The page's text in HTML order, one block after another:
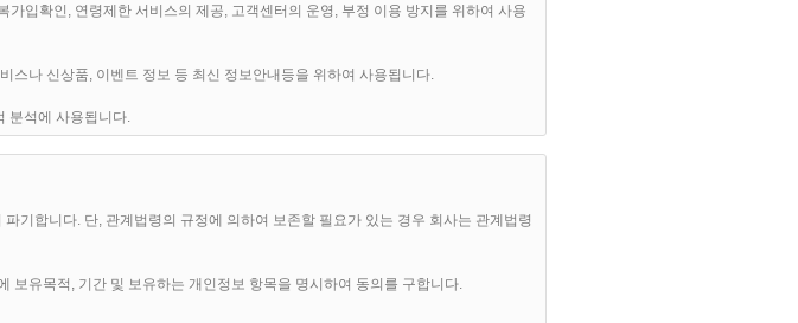
이용안내, 관계법령 및 서비스별 안내의 취지에 따라 적용할 수 있습니다.
비밀번호를 부여 받은 자를 말합니다.
입확인, 연령제한 서비스의 제공, 고객센터의 운영, 부정 이용 방지를 위하여 사용
스나 신상품, 이벤트 정보 등 최신 정보안내등을 위하여 사용됩니다.
분석에 사용됩니다.
기합니다. 단, 관계법령의 규정에 의하여 보존할 필요가 있는 경우 회사는 관계법령
보유목적, 기간 및 보유하는 개인정보 항목을 명시하여 동의를 구합니다.